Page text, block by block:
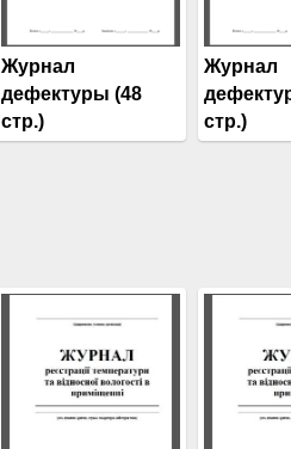
Журнал
дефектуры (48
стр.)
Журнал
стр.)